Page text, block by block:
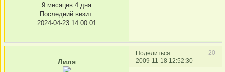
9 месяцев 4 дня
Последний визит:
2024-04-23 14:00:01
Поделиться
20
2009-11-18 12:52:30
Лиля